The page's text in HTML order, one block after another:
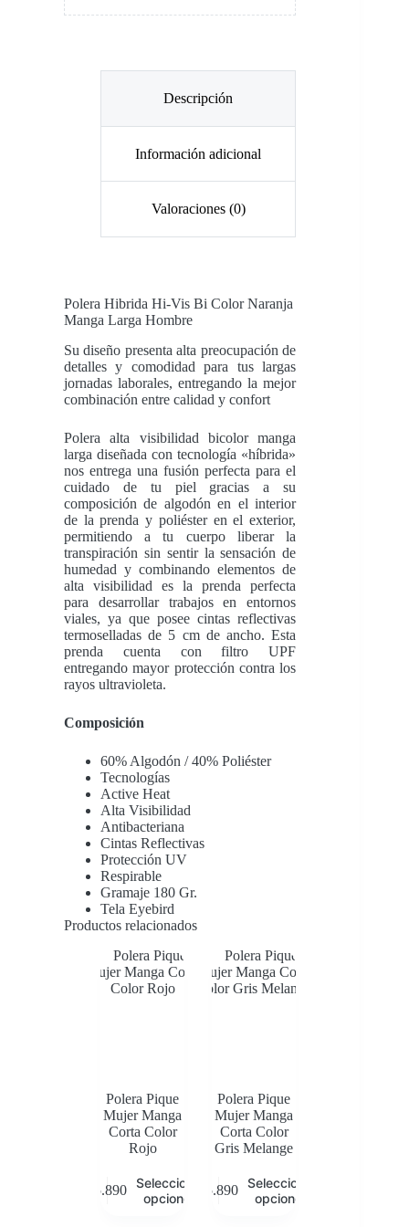
Descripción
Información adicional
Valoraciones (0)
Polera Hibrida Hi-Vis Bi Color Naranja
Manga Larga Hombre
Su diseño presenta alta preocupación de
detalles y comodidad para tus largas
jornadas laborales, entregando la mejor
combinación entre calidad y confort
Polera alta visibilidad bicolor manga
larga diseñada con tecnología «híbrida»
nos entrega una fusión perfecta para el
cuidado de tu piel gracias a su
composición de algodón en el interior
de la prenda y poliéster en el exterior,
permitiendo a tu cuerpo liberar la
transpiración sin sentir la sensación de
humedad y combinando elementos de
alta visibilidad es la prenda perfecta
para desarrollar trabajos en entornos
viales, ya que posee cintas reflectivas
termoselladas de 5 cm de ancho. Esta
prenda cuenta con filtro UPF
entregando mayor protección contra los
rayos ultravioleta.
Composición
60% Algodón / 40% Poliéster
Tecnologías
Active Heat
Alta Visibilidad
Antibacteriana
Cintas Reflectivas
Protección UV
Respirable
Gramaje 180 Gr.
Tela Eyebird
Productos relacionados
Polera Pique
Mujer Manga
Corta Color
Rojo
5.890 Seleccionar
opciones
producto
Polera Pique
Mujer Manga
Corta Color
Gris Melange
5.890 Seleccionar
opciones
producto